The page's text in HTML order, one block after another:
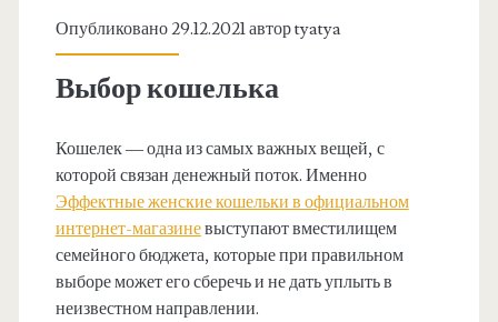
Опубликовано 29.12.2021 авторtyatya
Выбор кошелька
Кошелек — одна из самых важных вещей, с
которой связан денежный поток. Именно
Эффектные женские кошельки в официальном
интернет-магазиневыступают вместилищем
семейного бюджета, которые при правильном
выборе может его сберечь и не дать уплыть в
неизвестном направлении.